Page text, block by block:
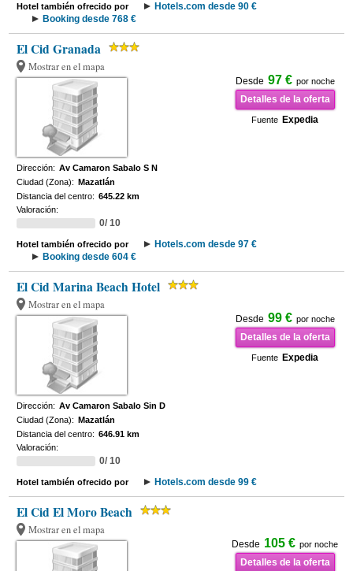
Hotel también ofrecido por
Hotels.com desde 90 €
Booking desde 768 €
El Cid Granada
Mostrar en el mapa
Desde 97 € por noche
Detalles de la oferta
Fuente Expedia
Dirección: Av Camaron Sabalo S N
Ciudad (Zona): Mazatlán
Distancia del centro: 645.22 km
Valoración:
0/ 10
Hotel también ofrecido por
Hotels.com desde 97 €
Booking desde 604 €
El Cid Marina Beach Hotel
Mostrar en el mapa
Desde 99 € por noche
Detalles de la oferta
Fuente Expedia
Dirección: Av Camaron Sabalo Sin D
Ciudad (Zona): Mazatlán
Distancia del centro: 646.91 km
Valoración:
0/ 10
Hotel también ofrecido por Hotels.com desde 99 €
El Cid El Moro Beach
Mostrar en el mapa
Desde 105 € por noche
Detalles de la oferta